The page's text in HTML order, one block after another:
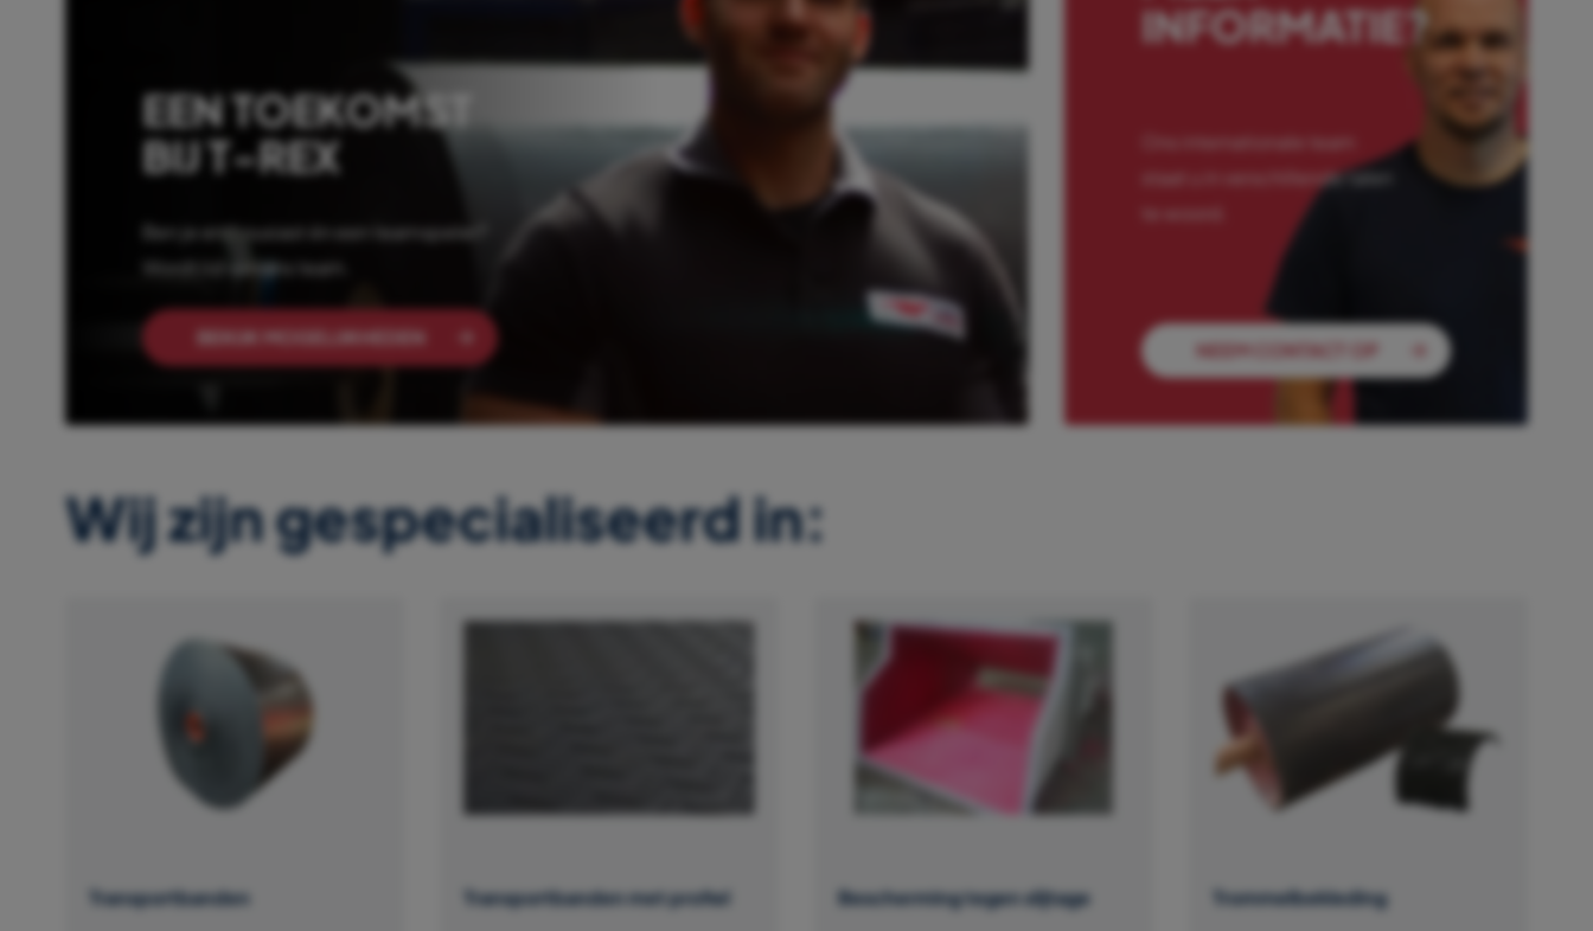
EEN TOEKOMST
BIJ T-REX
Ben je enthousiast én een teamspeler?
Wordt lid van ons team.
BEKIJK MOGELIJKHEDEN
INFORMATIE?
staat u in verschillende talen
NEEM CONTACT OP
Wij zijn gespecialiseerd in:
Transportbanden Transportbanden met profiel Bescherming tegen slijtage Trommelbekleding